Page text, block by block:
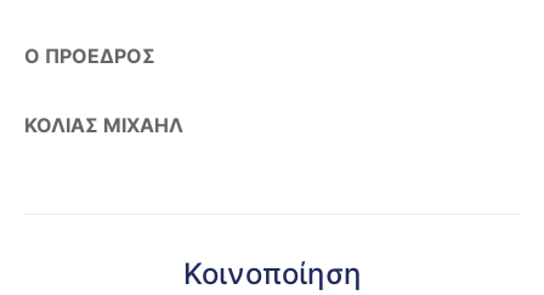
Ο ΠΡΟΕΔΡΟΣ
ΚΟΛΙΑΣ ΜΙΧΑΗΛ
Κοινοποίηση